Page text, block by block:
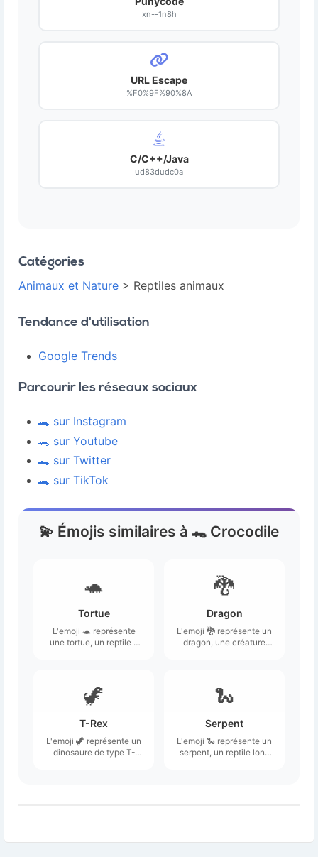
xn--1n8h
URL Escape
%F0%9F%90%8A
C/C++/Java
ud83dudc0a
Catégories
Animaux et Nature > Reptiles animaux
Tendance d'utilisation
Google Trends
Parcourir les réseaux sociaux
🐊 sur Instagram
🐊 sur Youtube
🐊 sur Twitter
🐊 sur TikTok
💫 Émojis similaires à 🐊 Crocodile
🐢
Tortue
L'emoji 🐢 représente
une tortue, un reptile à
🐉
Dragon
L'emoji 🐉 représente un
dragon, une créature
des ailes, et une longue
queue.
🦖
T-Rex
L'emoji 🦖 représente un
dinosaure de type T-
🐍
Serpent
L'emoji 🐍 représente un
serpent, un reptile long